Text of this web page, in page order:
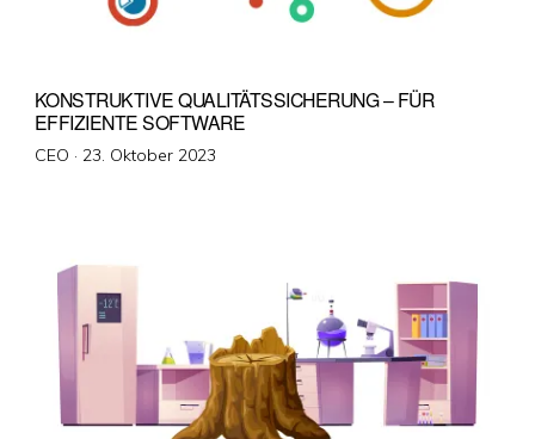
KONSTRUKTIVE QUALITÄTSSICHERUNG – FÜR
EFFIZIENTE SOFTWARE
CEO · Veröffentlicht
23. Oktober 2023